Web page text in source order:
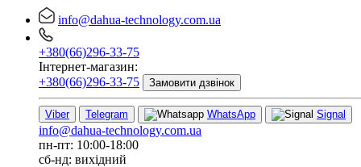
info@dahua-technology.com.ua
+380(66)296-33-75
Інтернет-магазин:
+380(66)296-33-75
Замовити дзвінок
Viber Telegram WhatsApp Signal
info@dahua-technology.com.ua
пн-пт: 10:00-18:00
сб-нд: вихідний